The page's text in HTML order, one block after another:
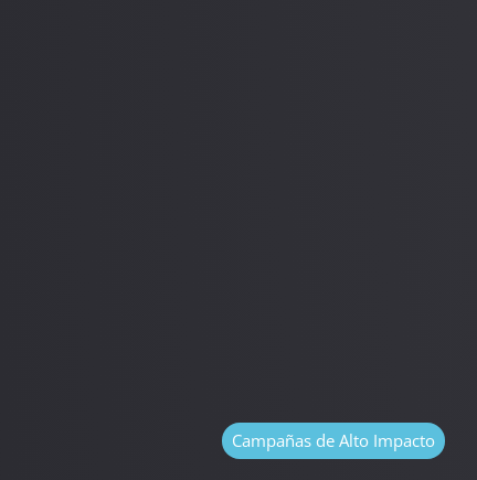
Campañas de Alto Impacto